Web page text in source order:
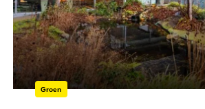
Groen